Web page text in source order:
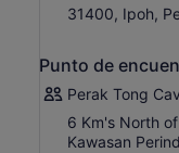
31400, Ipoh,
Punto de
Perak Tong
6 Km's North
Kawasan